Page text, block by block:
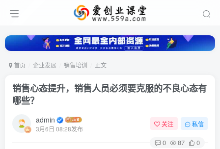
首页 企业发展 销售培训 正文
销售心态提升，销售人员必须要克服的不良心态有
哪些？
admin
3月6日 08:28发布
关注 私信
0 87 0